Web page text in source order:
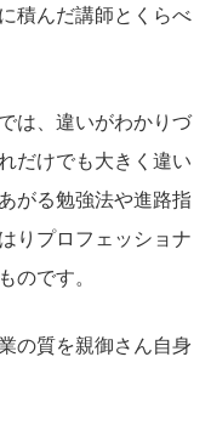
積んだ講師とくらべ
は、違いがわかりづ
だけでも大きく違い
がる勉強法や進路指
りプロフェッショナ
のです。
の質を親御さん自身